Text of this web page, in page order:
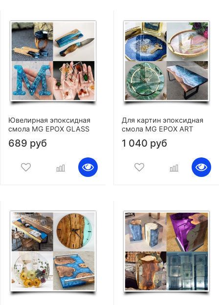
Ювелирная эпоксидная
смола MG EPOX GLASS
689 руб
Для картин эпоксидная
смола MG EPOX ART
1 040 руб